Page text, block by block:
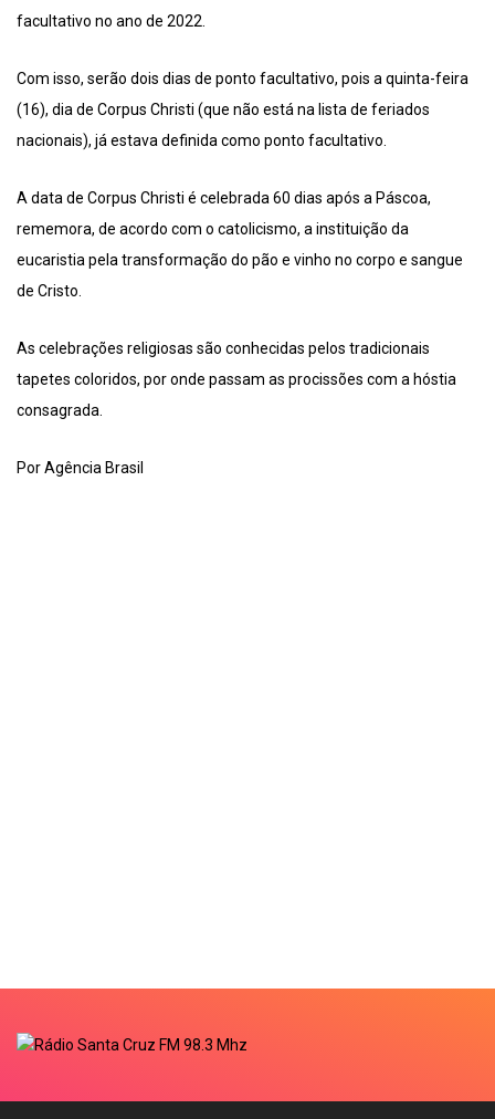
facultativo no ano de 2022.
Com isso, serão dois dias de ponto facultativo, pois a quinta-feira
(16), dia de Corpus Christi (que não está na lista de feriados
nacionais), já estava definida como ponto facultativo.
A data de Corpus Christi é celebrada 60 dias após a Páscoa,
rememora, de acordo com o catolicismo, a instituição da
eucaristia pela transformação do pão e vinho no corpo e sangue
de Cristo.
As celebrações religiosas são conhecidas pelos tradicionais
tapetes coloridos, por onde passam as procissões com a hóstia
consagrada.
Por Agência Brasil